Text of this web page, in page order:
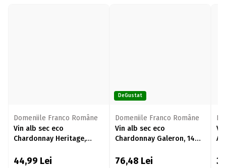
Domeniile Franco Române
Vin alb sec eco
Chardonnay Heritage,
44,99 Lei
DeGustat
Domeniile Franco Române
Vin alb sec eco
Chardonnay Galeron, 14%,
76,48 Lei